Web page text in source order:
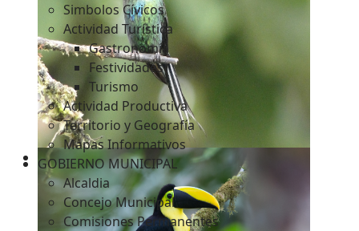
Simbolos Cívicos
Actividad Turística
Gastronomía
Festividades
Turismo
Actividad Productiva
Territorio y Geografía
Mapas Informativos
GOBIERNO MUNICIPAL
Alcaldia
Concejo Municipal
Comisiones Permanentes